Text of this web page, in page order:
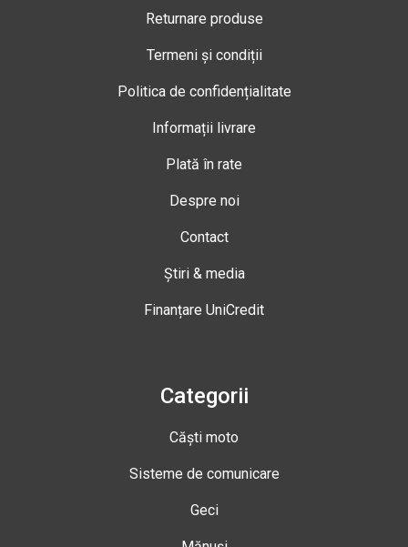
Returnare produse
Termeni și condiții
Politica de confidențialitate
Informații livrare
Plată în rate
Despre noi
Contact
Știri & media
Finanțare UniCredit
Categorii
Căști moto
Sisteme de comunicare
Geci